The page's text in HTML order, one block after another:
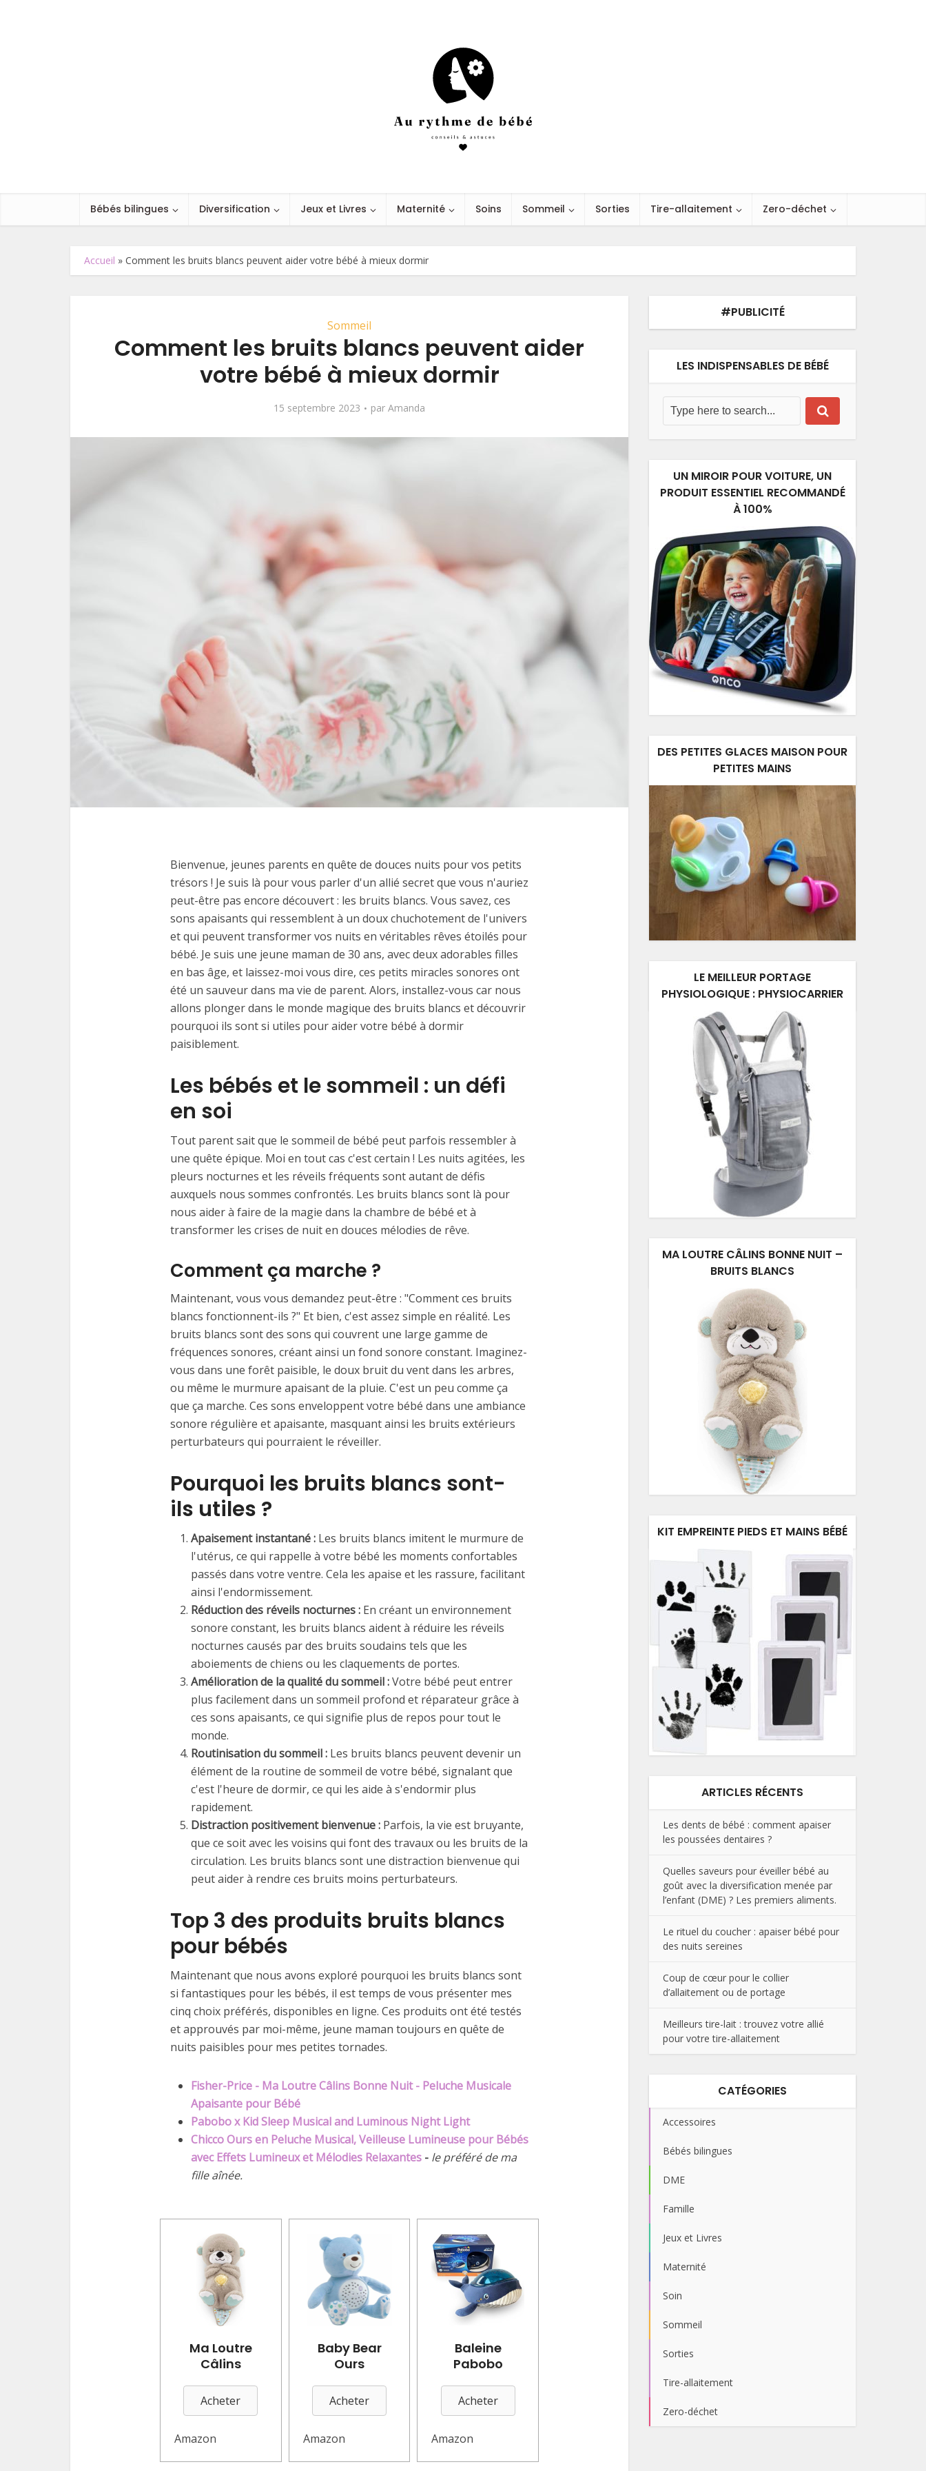
Bébés bilingues Diversification Jeux et Livres Maternité Soins Sommeil Sorties Tire-allaitement Zero-déchet
Accueil » Comment les bruits blancs peuvent aider votre bébé à mieux dormir
Sommeil
Comment les bruits blancs peuvent aider
votre bébé à mieux dormir
15 septembre 2023 par Amanda
Bienvenue, jeunes parents en quête de douces nuits pour vos petits
trésors ! Je suis là pour vous parler d'un allié secret que vous n'auriez
peut-être pas encore découvert : les bruits blancs. Vous savez, ces
sons apaisants qui ressemblent à un doux chuchotement de l'univers
et qui peuvent transformer vos nuits en véritables rêves étoilés pour
bébé. Je suis une jeune maman de 30 ans, avec deux adorables filles
en bas âge, et laissez-moi vous dire, ces petits miracles sonores ont
été un sauveur dans ma vie de parent. Alors, installez-vous car nous
allons plonger dans le monde magique des bruits blancs et découvrir
pourquoi ils sont si utiles pour aider votre bébé à dormir
paisiblement.
Les bébés et le sommeil : un défi
en soi
Tout parent sait que le sommeil de bébé peut parfois ressembler à
une quête épique. Moi en tout cas c'est certain ! Les nuits agitées, les
pleurs nocturnes et les réveils fréquents sont autant de défis
auxquels nous sommes confrontés. Les bruits blancs sont là pour
nous aider à faire de la magie dans la chambre de bébé et à
transformer les crises de nuit en douces mélodies de rêve.
Comment ça marche ?
Maintenant, vous vous demandez peut-être : "Comment ces bruits
blancs fonctionnent-ils ?" Et bien, c'est assez simple en réalité. Les
bruits blancs sont des sons qui couvrent une large gamme de
fréquences sonores, créant ainsi un fond sonore constant. Imaginez-
vous dans une forêt paisible, le doux bruit du vent dans les arbres,
ou même le murmure apaisant de la pluie. C'est un peu comme ça
que ça marche. Ces sons enveloppent votre bébé dans une ambiance
sonore régulière et apaisante, masquant ainsi les bruits extérieurs
perturbateurs qui pourraient le réveiller.
Pourquoi les bruits blancs sont-
ils utiles ?
Apaisement instantané : Les bruits blancs imitent le murmure de
l'utérus, ce qui rappelle à votre bébé les moments confortables
passés dans votre ventre. Cela les apaise et les rassure, facilitant
ainsi l'endormissement.
Réduction des réveils nocturnes : En créant un environnement
sonore constant, les bruits blancs aident à réduire les réveils
nocturnes causés par des bruits soudains tels que les
aboiements de chiens ou les claquements de portes.
Amélioration de la qualité du sommeil :Votre bébé peut entrer
plus facilement dans un sommeil profond et réparateur grâce à
ces sons apaisants, ce qui signifie plus de repos pour tout le
monde.
Routinisation du sommeil : Les bruits blancs peuvent devenir un
élément de la routine de sommeil de votre bébé, signalant que
c'est l'heure de dormir, ce qui les aide à s'endormir plus
rapidement.
Distraction positivement bienvenue : Parfois, la vie est bruyante,
que ce soit avec les voisins qui font des travaux ou les bruits de la
circulation. Les bruits blancs sont une distraction bienvenue qui
peut aider à rendre ces bruits moins perturbateurs.
Top 3 des produits bruits blancs
pour bébés
Maintenant que nous avons exploré pourquoi les bruits blancs sont
si fantastiques pour les bébés, il est temps de vous présenter mes
cinq choix préférés, disponibles en ligne. Ces produits ont été testés
et approuvés par moi-même, jeune maman toujours en quête de
nuits paisibles pour mes petites tornades.
Fisher-Price - Ma Loutre Câlins Bonne Nuit - Peluche Musicale
Apaisante pour Bébé
Pabobo x Kid Sleep Musical and Luminous Night Light
Chicco Ours en Peluche Musical, Veilleuse Lumineuse pour Bébés
avec Effets Lumineux et Mélodies Relaxantes - le préféré de ma
fille aînée.
Ma Loutre
Câlins
Acheter
Amazon
Baby Bear
Ours
Acheter
Amazon
Baleine
Pabobo
Acheter
Amazon
#PUBLICITÉ
LES INDISPENSABLES DE BÉBÉ
UN MIROIR POUR VOITURE, UN
PRODUIT ESSENTIEL RECOMMANDÉ
À 100%
DES PETITES GLACES MAISON POUR
PETITES MAINS
LE MEILLEUR PORTAGE
PHYSIOLOGIQUE : PHYSIOCARRIER
MA LOUTRE CÂLINS BONNE NUIT –
BRUITS BLANCS
KIT EMPREINTE PIEDS ET MAINS BÉBÉ
ARTICLES RÉCENTS
Les dents de bébé : comment apaiser
les poussées dentaires ?
Quelles saveurs pour éveiller bébé au
goût avec la diversification menée par
l’enfant (DME) ? Les premiers aliments.
Le rituel du coucher : apaiser bébé pour
des nuits sereines
Coup de cœur pour le collier
d’allaitement ou de portage
Meilleurs tire-lait : trouvez votre allié
pour votre tire-allaitement
CATÉGORIES
Accessoires
Bébés bilingues
DME
Famille
Jeux et Livres
Maternité
Soin
Sommeil
Sorties
Tire-allaitement
Zero-déchet